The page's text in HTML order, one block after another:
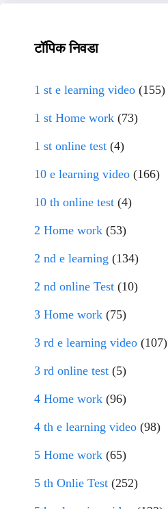
टॉपिक निवडा
1 st e learning video (155)
1 st Home work (73)
1 st online test (4)
10 e learning video (166)
10 th online test (4)
2 Home work (53)
2 nd e learning (134)
2 nd online Test (10)
3 Home work (75)
3 rd e learning video (107)
3 rd online test (5)
4 Home work (96)
4 th e learning video (98)
5 Home work (65)
5 th Onlie Test (252)